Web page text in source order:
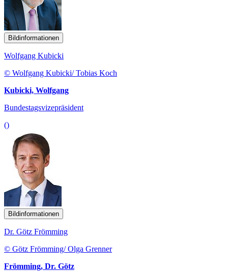
Bildinformationen
Wolfgang Kubicki
© Wolfgang Kubicki/ Tobias Koch
Kubicki, Wolfgang
Bundestagsvizepräsident
()
Bildinformationen
Dr. Götz Frömming
© Götz Frömming/ Olga Grenner
Frömming, Dr. Götz